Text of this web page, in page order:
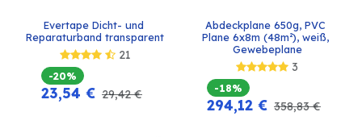
Evertape Dicht- und
Reparaturband transparent
21
-20%
23,54 € 29,42€
Abdeckplane 650g, PVC
Plane 6x8m (48m²), weiß,
Gewebeplane
3
-18%
294,12 € 358,83€